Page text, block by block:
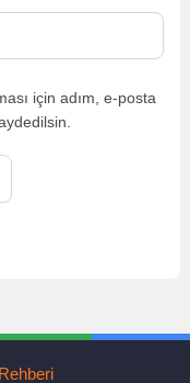
için adım, e-posta